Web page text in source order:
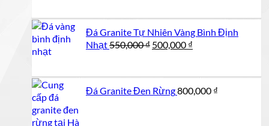
250,000 ₫.
200,000 ₫.
Đá Granite Tự Nhiên Vàng Bình Định
Nhạt550,000₫ Giá
500,000 ₫
500,000 ₫.
Đá Granite Đen Rừng800,000 ₫